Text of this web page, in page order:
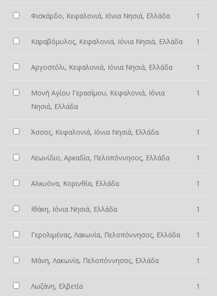
Φισκάρδο, Κεφαλονιά, Ιόνια Νησιά, Ελλάδα 1
Καραβόμυλος, Κεφαλονιά, Ιόνια Νησιά, Ελλάδα 1
Αργοστόλι, Κεφαλονιά, Ιόνια Νησιά, Ελλάδα 1
Μονή Αγίου Γερασίμου, Κεφαλονιά, Ιόνια
Νησιά, Ελλάδα
1
Άσσος, Κεφαλονιά, Ιόνια Νησιά, Ελλάδα 1
Λεωνίδιο, Αρκαδία, Πελοπόννησος, Ελλάδα 1
Αλκυόνα, Κορινθία, Ελλάδα 1
Ιθάκη, Ιόνια Νησιά, Ελλάδα 1
Γερολιμένας, Λακωνία, Πελοπόννησος, Ελλάδα 1
Μάνη, Λακωνία, Πελοπόννησος, Ελλάδα 1
Λωζάνη, Ελβετία 1